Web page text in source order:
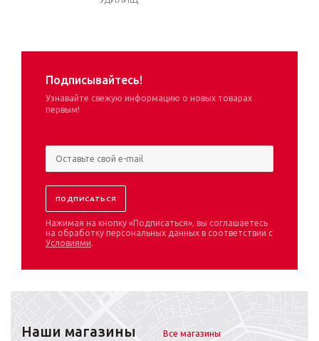
Подписывайтесь!
Узнавайте свежую информацию о новых товарах
первым!
Нажимая на кнопку «Подписаться», вы соглашаетесь
на обработку персональных данных в соответствии с
Условиями.
Наши магазины Все магазины